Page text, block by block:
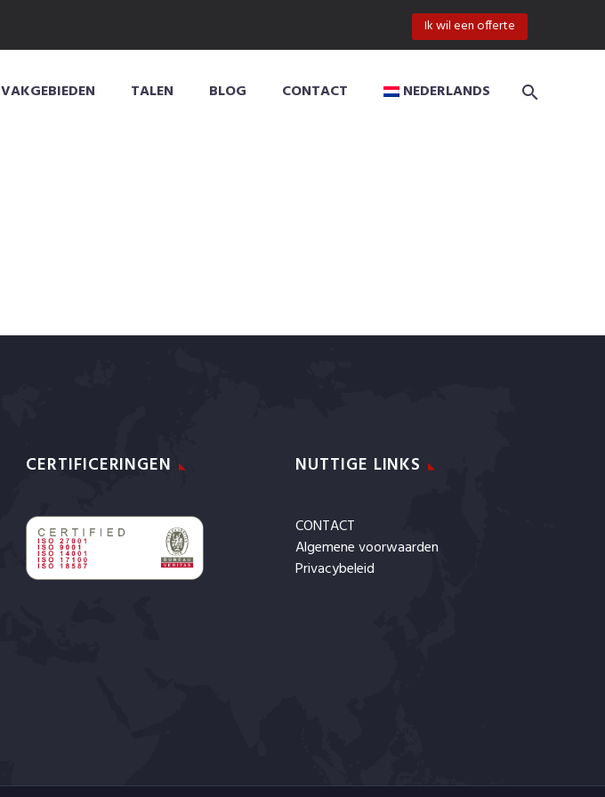
Ik wil een offerte
VAKGEBIEDEN TALEN BLOG CONTACT NEDERLANDS
CERTIFICERINGEN NUTTIGE LINKS
CONTACT
Algemene voorwaarden
Privacybeleid